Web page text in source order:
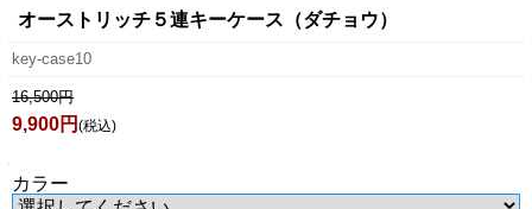
オーストリッチ５連キーケース（ダチョウ）
key-case10
16,500円
9,900円 (税込)
カラー